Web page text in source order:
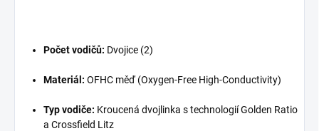
Počet vodičů: Dvojice (2)
Materiál: OFHC měď (Oxygen-Free High-Conductivity)
Typ vodiče: Kroucená dvojlinka s technologií Golden Ratio
a Crossfield Litz